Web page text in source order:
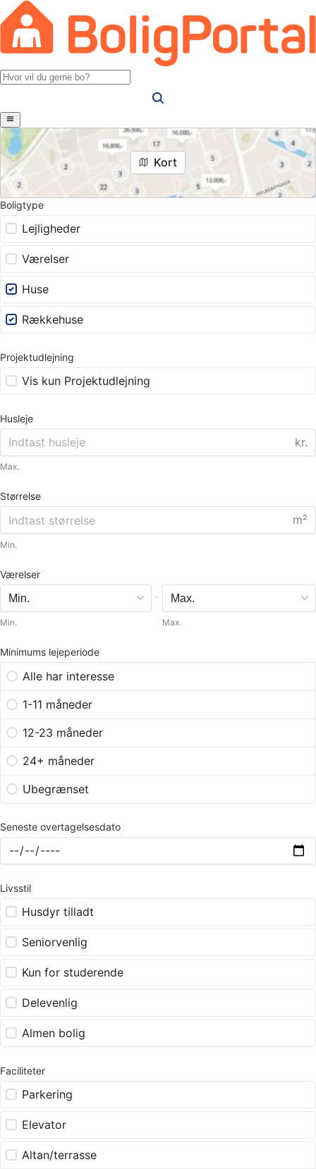
Kort
Boligtype
Lejligheder
Værelser
Huse
Rækkehuse
Projektudlejning
Vis kun Projektudlejning
Husleje
kr.
Max.
Størrelse
m²
Min.
Værelser
Min.
-
Max.
Minimums lejeperiode
Alle har interesse
1-11 måneder
12-23 måneder
24+ måneder
Ubegrænset
Seneste overtagelsesdato
Livsstil
Husdyr tilladt
Seniorvenlig
Kun for studerende
Delevenlig
Almen bolig
Faciliteter
Parkering
Elevator
Altan/terrasse